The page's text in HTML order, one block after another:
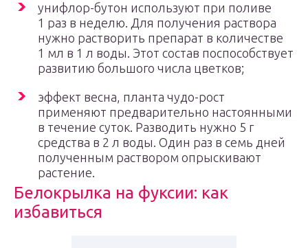
унифлор-бутон используют при поливе
1 раз в неделю. Для получения раствора
нужно растворить препарат в количестве
1 мл в 1 л воды. Этот состав поспособствует
развитию большого числа цветков;
эффект весна, планта чудо-рост
применяют предварительно настоянными
в течение суток. Разводить нужно 5 г
средства в 2 л воды. Один раз в семь дней
полученным раствором опрыскивают
растение.
Белокрылка на фуксии: как
избавиться